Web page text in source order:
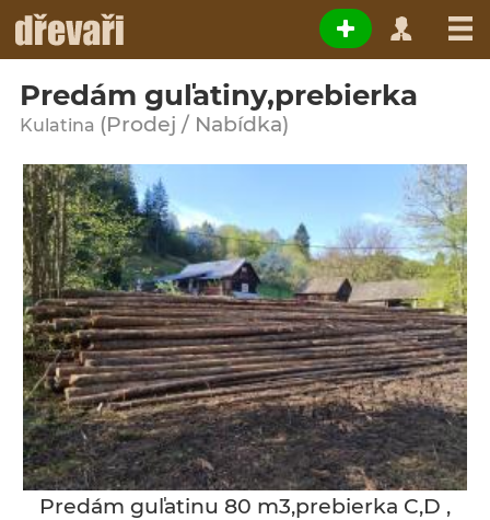
Predám guľatiny,prebierka
Kulatina (Prodej / Nabídka)
Predám guľatinu 80 m3,prebierka C,D ,